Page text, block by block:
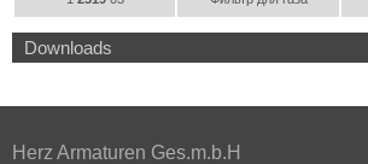
Downloads
Herz Armaturen Ges.m.b.H